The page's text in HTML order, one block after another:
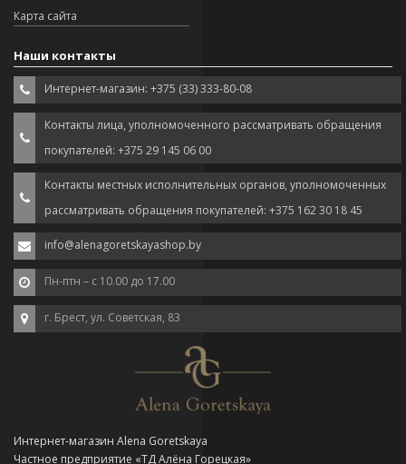
Карта сайта
Наши контакты
Интернет-магазин: +375 (33) 333-80-08
Контакты лица, уполномоченного рассматривать обращения
покупателей: +375 29 145 06 00
Контакты местных исполнительных органов, уполномоченных
рассматривать обращения покупателей: +375 162 30 18 45
info@alenagoretskayashop.by
Пн-птн – с 10.00 до 17.00
г. Брест, ул. Советская, 83
Интернет-магазин Alena Goretskaya
Частное предприятие «ТД Алёна Горецкая»